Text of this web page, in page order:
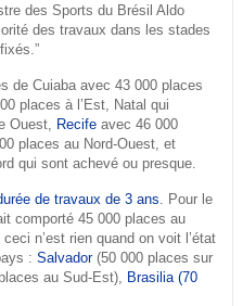
des Sports du Brésil Aldo
des travaux dans les stades
de Cuiaba avec 43 000 places
places à l’Est, Natal qui
Ouest,
Recifeavec 46 000
places au Nord-Ouest, et
qui sont achevé ou presque.
de travaux de 3 ans . Pour le
comporté 45 000 places au
n’est rien quand on voit l’état
: Salvador(50 000 places sur
au Sud-Est),
Brasilia (70